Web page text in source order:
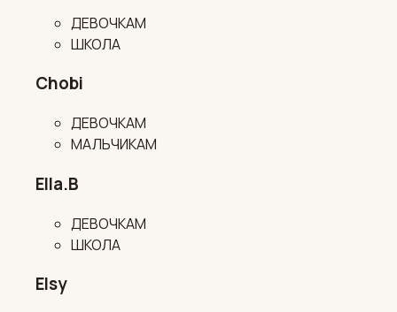
ДЕВОЧКАМ
ШКОЛА
Chobi
ДЕВОЧКАМ
МАЛЬЧИКАМ
Ella.B
ДЕВОЧКАМ
ШКОЛА
Elsy